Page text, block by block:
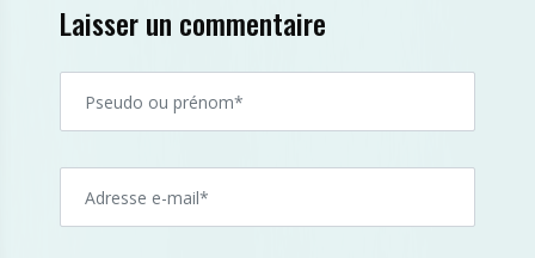
Laisser un commentaire